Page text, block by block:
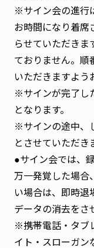
※サイン会の進行
お時間になり着席
らせていただきま
ておりません。順
いただきますよう
※サインが完了し
となります。
※サインの途中、
とさせていただき
●サイン会では、
万一発覚した場合
い場合は、即時退
データの消去をさ
※携帯電話・タブ
イト・スローガン